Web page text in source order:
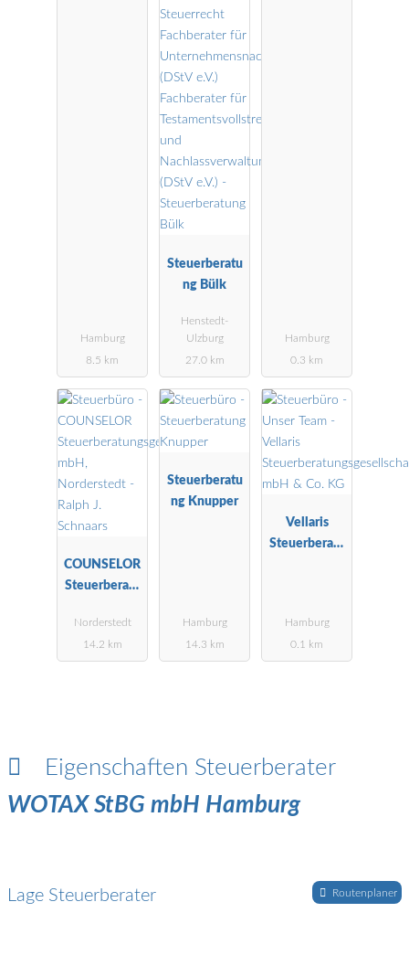
Hamburg
8.5 km
Steuerberatu
ng Bülk
Henstedt-
Ulzburg
27.0 km
Hamburg
0.3 km
COUNSELOR
Steuerberatu
ft mbH,
Norderstedt -
Norderstedt
14.2 km
Steuerberatu
ng Knupper
Hamburg
14.3 km
Vellaris
Steuerberatu
Hamburg
0.1 km
Eigenschaften Steuerberater
WOTAX StBG mbH Hamburg
Lage Steuerberater Routenplaner